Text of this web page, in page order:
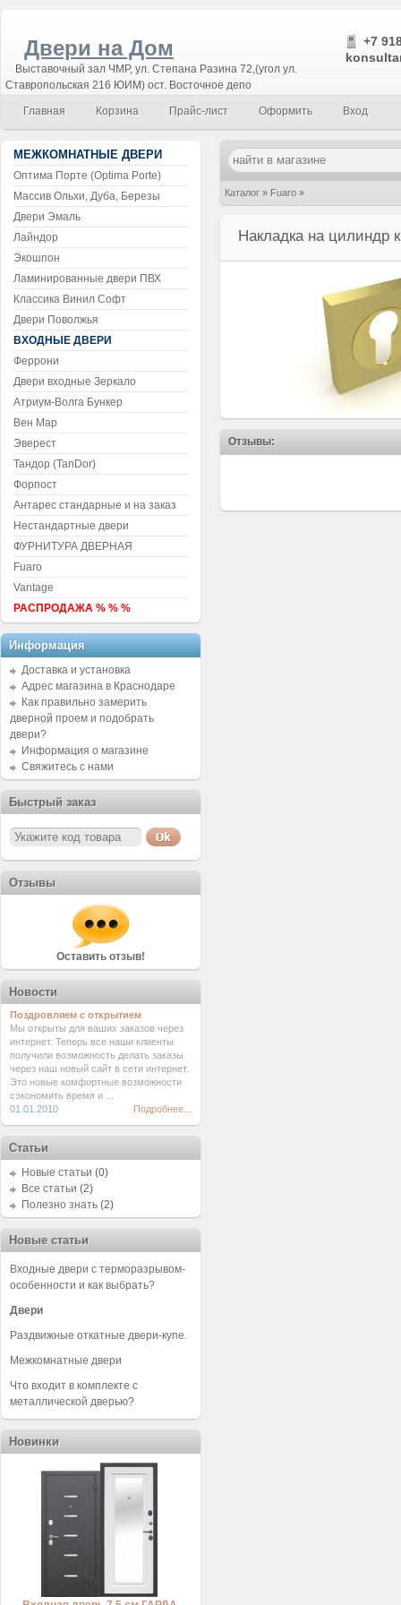
Двери на Дом
Выставочный зал ЧМР, ул. Степана Разина 72,(угол ул.
Ставропольская 216 ЮИМ) ост. Восточное депо
+7
Главная Корзина Прайс-лист Оформить Вход
Каталог » Fuaro »
Накладка на цилиндр
Отзывы:
МЕЖКОМНАТНЫЕ ДВЕРИ
Оптима Порте (Optima Porte)
Массив Ольхи, Дуба, Березы
Двери Эмаль
Лайндор
Экошпон
Ламинированные двери ПВХ
Классика Винил Софт
Двери Поволжья
ВХОДНЫЕ ДВЕРИ
Феррони
Двери входные Зеркало
Атриум-Волга Бункер
Вен Мар
Эверест
Тандор (TanDor)
Форпост
Антарес стандарные и на заказ
Нестандартные двери
ФУРНИТУРА ДВЕРНАЯ
Fuaro
Vantage
РАСПРОДАЖА % % %
Информация
Доставка и установка
Адрес магазина в Краснодаре
Как правильно замерить
дверной проем и подобрать
двери?
Информация о магазине
Свяжитесь с нами
Быстрый заказ
Отзывы
Оставить отзыв!
Новости
Поздровляем с открытием
Мы открыты для ваших заказов через
интернет. Теперь все наши клиенты
получили возможность делать заказы
через наш новый сайт в сети интернет.
Это новые комфортные возможности
сэкономить время и ...
01.01.2010
Подробнее...
Статьи
Новые статьи (0)
Все статьи (2)
Полезно знать (2)
Новые статьи
Входные двери с терморазрывом-
особенности и как выбрать?
Двери
Раздвижные откатные двери-купе.
Межкомнатные двери
Что входит в комплекте с
металлической дверью?
Новинки